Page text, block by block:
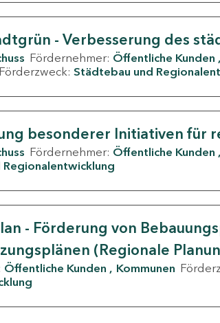
- Verbesserung des
Fördernehmer: Öffentliche Kunden
Förderzweck: Städtebau und
besonderer Initiativen für
Fördernehmer: Öffentliche Kunden
- Förderung von
(Regionale
Öffentliche Kunden Kommunen